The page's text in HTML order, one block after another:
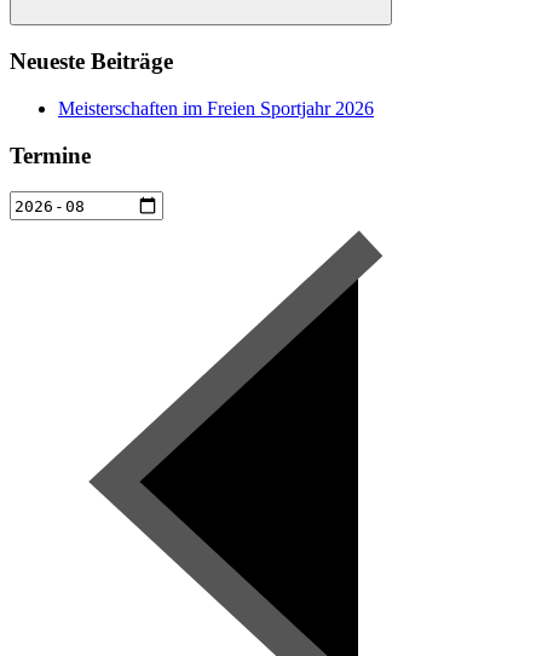
Suchen
Neueste Beiträge
Meisterschaften im Freien Sportjahr 2026
Termine